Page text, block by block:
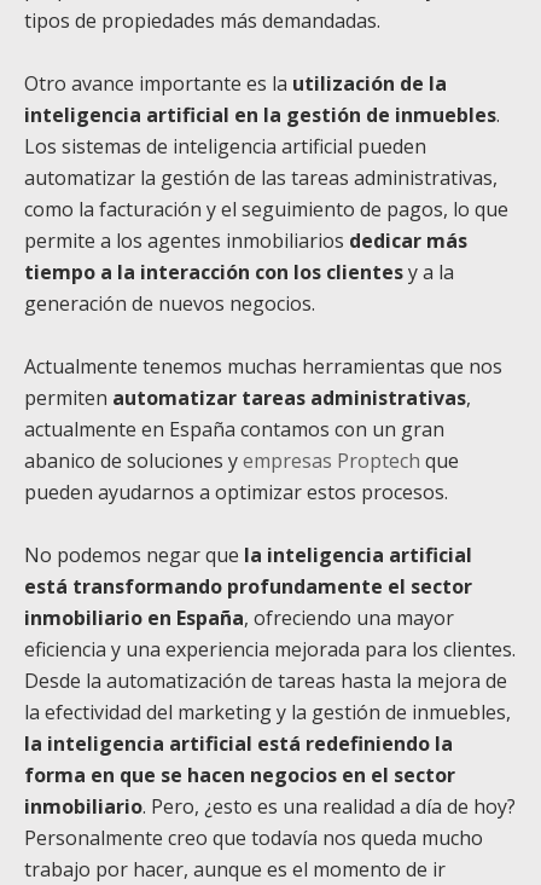
tipos de propiedades más demandadas.
Otro avance importante es la utilización de la
inteligencia artificial en la gestión de inmuebles.
Los sistemas de inteligencia artificial pueden
automatizar la gestión de las tareas administrativas,
como la facturación y el seguimiento de pagos, lo que
permite a los agentes inmobiliarios dedicar más
tiempo a la interacción con los clientesy a la
generación de nuevos negocios.
Actualmente tenemos muchas herramientas que nos
permiten automatizar tareas administrativas,
actualmente en España contamos con un gran
abanico de soluciones yempresas Proptech que
pueden ayudarnos a optimizar estos procesos.
No podemos negar que la inteligencia artificial
está transformando profundamente el sector
inmobiliario en España, ofreciendo una mayor
eficiencia y una experiencia mejorada para los clientes.
Desde la automatización de tareas hasta la mejora de
la efectividad del marketing y la gestión de inmuebles,
la inteligencia artificial está redefiniendo la
forma en que se hacen negocios en el sector
inmobiliario. Pero, ¿esto es una realidad a día de hoy?
Personalmente creo que todavía nos queda mucho
trabajo por hacer, aunque es el momento de ir